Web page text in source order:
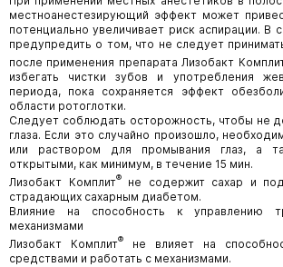
местноанестезирующий эффект может
потенциально увеличивает риск аспирации. В
предупредить о том, что не следует
после применения препарата Лизобакт
избегать чистки зубов и употребления
периода, пока сохраняется эффект
области ротоглотки.
Следует соблюдать осторожность, чтобы не
глаза. Если это случайно произошло,
или раствором для промывания глаз, а
открытыми, как минимум, в течение 15 мин.
Лизобакт Комплит®не содержит сахар и
страдающих сахарным диабетом.
Влияние на способность к управлению
механизмами
Лизобакт Комплит®
не влияет на
средствами и работать с механизмами.